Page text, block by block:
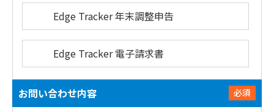
Edge Tracker 年末調整申告
Edge Tracker 電子請求書
必須
お問い合わせ内容